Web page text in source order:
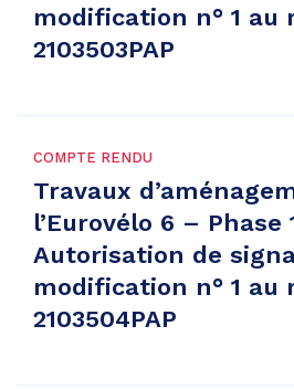
modification n° 1 au
2103503PAP
COMPTE RENDU
Travaux
l’Eurovélo 6 – Phase
Autorisation de
modification n° 1 au
2103504PAP